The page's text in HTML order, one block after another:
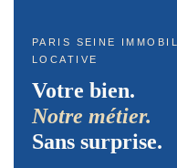
PARIS SEINE
LOCATIVE
Votre bien.
Notre métier.
Sans surprise.